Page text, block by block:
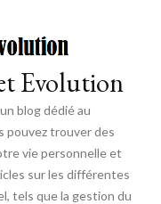
Evolution
blog dédié au
pouvez trouver des
vie personnelle et
sur les différentes
tels que la gestion du